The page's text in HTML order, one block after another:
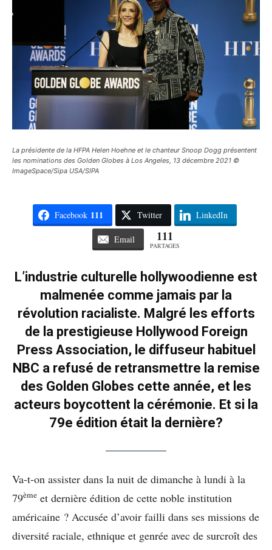
La présidente de la HFPA Helen Hoehne et le chanteur Snoop Dogg présentent
les nominations des Golden Globes à Los Angeles, 13 décembre 2021 ©
ImageSpace/Sipa USA/SIPA
Facebook 111 Twitter LinkedIn
Email 111
PARTAGES
L’industrie culturelle hollywoodienne est
malmenée comme jamais par la
révolution racialiste. Malgré les efforts
de la prestigieuse Hollywood Foreign
Press Association, le diffuseur habituel
NBC a refusé de retransmettre la remise
des Golden Globes cette année, et les
acteurs boycottent la cérémonie. Et si la
79e édition était la dernière?
Va-t-on assister dans la nuit de dimanche à lundi à la
79ème et dernière édition de cette noble institution
américaine ? Accusée d’avoir failli dans ses missions de
diversité raciale, ethnique et genrée avec de surcroît des